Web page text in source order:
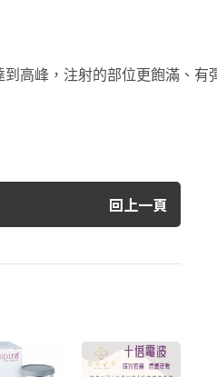
高峰，注射的部位更飽滿、有
回上一頁